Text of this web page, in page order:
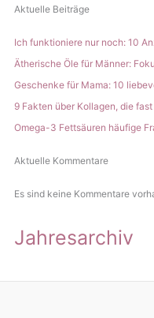
Aktuelle Beiträge
Ich funktioniere nur noch: 10
Ätherische Öle für Männer:
Geschenke für Mama: 10
9 Fakten über Kollagen, die
Omega-3 Fettsäuren häufige
Aktuelle Kommentare
Es sind keine Kommentare
Jahresarchiv